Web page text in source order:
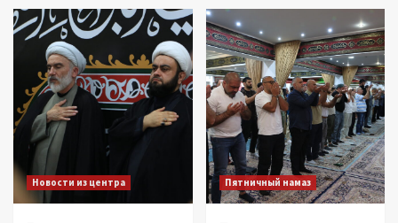
Новости из центра Пятничный намаз